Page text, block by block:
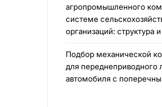
агропромышленного
системе
организаций: структура
Подбор механической
для переднеприводного
автомобиля с